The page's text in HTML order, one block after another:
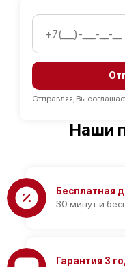
Отправляя, Вы
Наши
Бесплатная
30 минут и
Гарантия 3